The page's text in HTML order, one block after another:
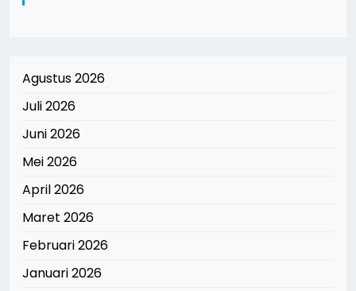
Agustus 2026
Juli 2026
Juni 2026
Mei 2026
April 2026
Maret 2026
Februari 2026
Januari 2026